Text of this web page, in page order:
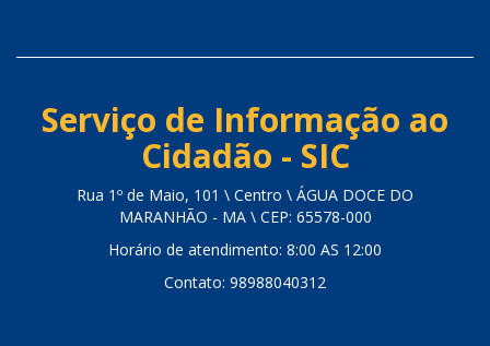
Serviço de Informação ao
Cidadão - SIC
Rua 1º de Maio, 101 \ Centro \ ÁGUA DOCE DO
MARANHÃO - MA \ CEP: 65578-000
Horário de atendimento: 8:00 AS 12:00
Contato: 98988040312